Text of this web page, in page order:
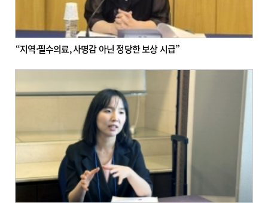
“지역·필수의료, 사명감 아닌 정당한 보상 시급”